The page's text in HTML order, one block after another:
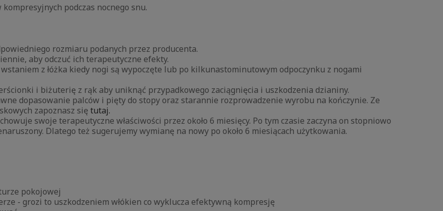
podczas nocnego snu.
rozmiaru podanych przez producenta.
aby odczuć ich terapeutyczne efekty.
z łóżka kiedy nogi są wypoczęte lub po kilkunastominutowym odpoczynku z nogami
i biżuterię z rąk aby uniknąć przypadkowego zaciągnięcia i uszkodzenia dzianiny.
dopasowanie palców i pięty do stopy oraz starannie rozprowadzenie wyrobu na kończynie. Ze
zapoznasz się tutaj.
swoje terapeutyczne właściwości przez około 6 miesięcy. Po tym czasie zaczyna on stopniowo
Dlatego też sugerujemy wymianę na nowy po około 6 miesiącach użytkowania.
pokojowej
- grozi to uszkodzeniem włókien co wyklucza efektywną kompresję